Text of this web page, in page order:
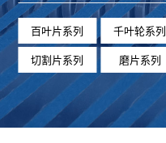
百叶片系列 千叶轮系列
切割片系列
磨片系列